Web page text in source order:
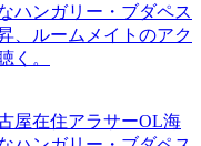
ハンガリー・ブダペス
、ルームメイトのアク
く。
屋在住アラサーOL海